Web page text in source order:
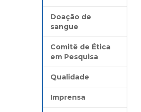
Doação de
sangue
Comitê de Ética
em Pesquisa
Qualidade
Imprensa